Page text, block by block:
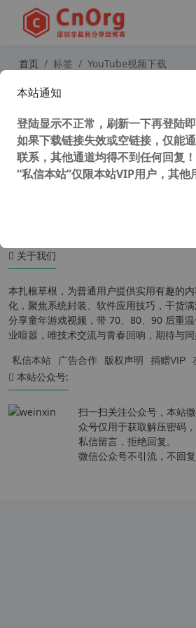
首页 标签 YouTube视频下载
载软件
关于我们
本扎根草根，为普通用户提供实用有趣的
化，聚焦系统封装、软件应用技巧，干货
分享童年游戏视频，带 70、80、90 后重
业喧嚣，唯技术交流与青春回响，期待与
私信本站 广告合作 版权声明 捐赠VIP
本站公众号:
扫一扫关注公众号，本站
众号仅用于获取解压密码
私信留言，拒绝回复。
微信公众号不引流，不回复
本站通知
登陆显示不正常，刷新一下再登陆
如果下载链接失效或空链接，仅能
联系，其他通道均得不到任何回复
“私信本站”仅限本站VIP用户，其他